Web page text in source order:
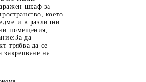
шкаф за
което
в различни
помещения,
да
трябва да се
закрепване на